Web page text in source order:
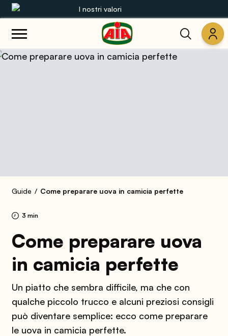
I nostri valori
Le nostre gamme
Mondo AIA
Guide Come preparare uova in camicia perfette
3 min
Come preparare uova
in camicia perfette
Un piatto che sembra difficile, ma che con
qualche piccolo trucco e alcuni preziosi consigli
può diventare semplice: ecco come preparare
le uova in camicia perfette.